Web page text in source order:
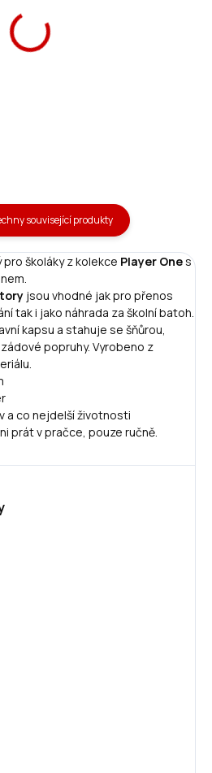
související produkty
školáky z kolekce Player Ones
jsou vhodné jak pro přenos
tak i jako náhrada za školní batoh.
kapsu a stahuje se šňůrou,
popruhy. Vyrobeno z
a co nejdelší životnosti
prát v pračce, pouze ručně.